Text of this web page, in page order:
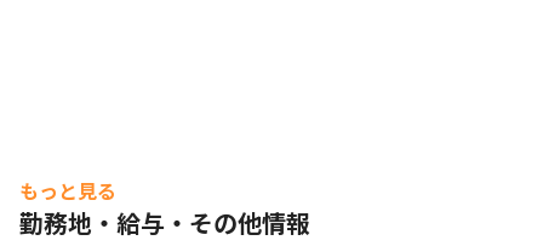
もっと見る
勤務地・給与・その他情報